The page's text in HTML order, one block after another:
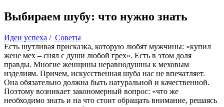
Выбираем шубу: что нужно знать
Идеи успеха / Советы
Есть шутливая присказка, которую любят мужчины: «купил
жене мех – снял с души любой грех». Есть в этом доля
правды. Многие женщины неравнодушны к меховым
изделиям. Причем, искусственная шуба нас не впечатляет.
Она обязательно должна быть натуральной и качественной.
Поэтому возникает закономерный вопрос: «что же
необходимо знать и на что стоит обращать внимание, решаясь